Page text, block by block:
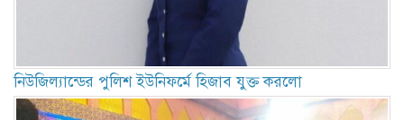
নিউজিল্যান্ডের পুলিশ ইউনিফর্মে হিজাব যুক্ত করলো